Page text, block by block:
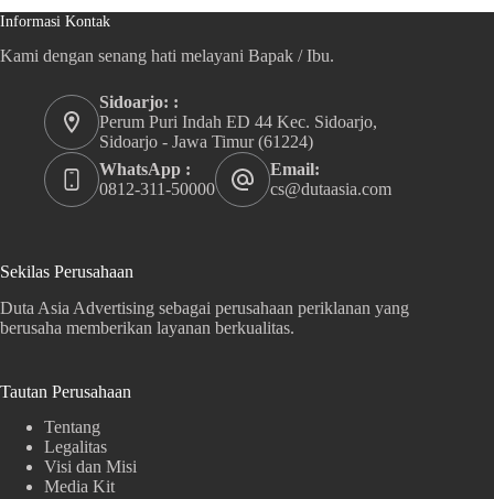
Informasi Kontak
Kami dengan senang hati melayani Bapak / Ibu.
Sidoarjo: :
Perum Puri Indah ED 44 Kec. Sidoarjo,
Sidoarjo - Jawa Timur (61224)
WhatsApp :
0812-311-50000
Email:
cs@dutaasia.com
Sekilas Perusahaan
Duta Asia Advertising sebagai perusahaan periklanan yang
berusaha memberikan layanan berkualitas.
Tautan Perusahaan
Tentang
Legalitas
Visi dan Misi
Media Kit